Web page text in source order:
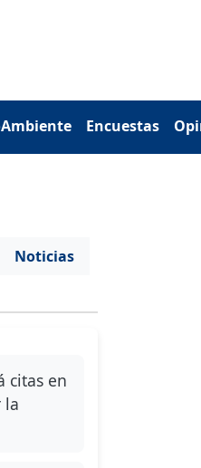
Encuestas
Noticias
citas en
la